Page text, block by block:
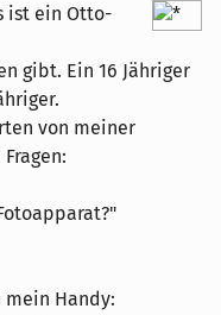
ist ein Otto-
gibt. Ein 16 Jähriger
von meiner
Handy: